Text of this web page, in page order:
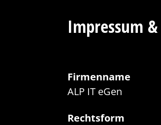
Impressum
Firmenname
ALP IT eGen
Rechtsform